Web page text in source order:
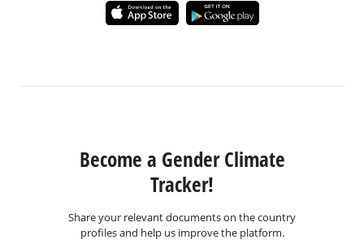
Become a Gender Climate
Tracker!
Share your relevant documents on the country
profiles and help us improve the platform.